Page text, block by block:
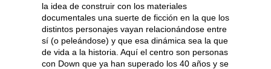
la idea de construir con los materiales
documentales una suerte de ficción en la que los
distintos personajes vayan relacionándose entre
sí (o peleándose) y que esa dinámica sea la que
de vida a la historia. Aquí el centro son personas
con Down que ya han superado los 40 años y se